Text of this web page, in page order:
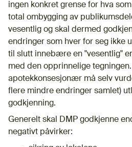
ingen konkret grense for hva
total ombygging av
vesentlig og skal dermed
endringer som hver for seg ikke
til slutt innebære en "vesentlig"
med den opprinnelige
apotekkonsesjonær må selv
flere mindre endringer samlet)
godkjenning.
Generelt skal DMP godkjenne
negativt påvirker: